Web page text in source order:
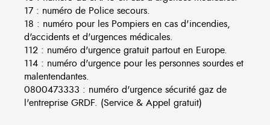
17 : numéro de Police secours.
18 : numéro pour les Pompiers en cas d'incendies,
d'accidents et d'urgences médicales.
112 : numéro d'urgence gratuit partout en Europe.
114 : numéro d'urgence pour les personnes sourdes et
malentendantes.
0800473333 : numéro d'urgence sécurité gaz de
l'entreprise GRDF. (Service & Appel gratuit)